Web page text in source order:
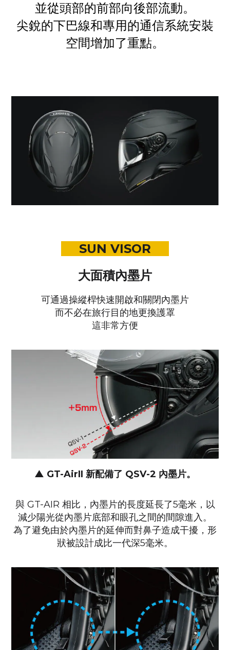
並從頭部的前部向後部流動。
尖銳的下巴線和專用的通信系統安裝
空間增加了重點。
SUN VISOR
大面積內墨片
可通過操縱桿快速開啟和關閉內墨片
而不必在旅行目的地更換護罩
這非常方便
▲ GT-AirII 新配備了 QSV-2 內墨片。
與 GT-AIR 相比，內墨片的長度延長了5毫米， 以
減少陽光從內墨片底部和眼孔之間的間隙進入。
為了避免由於內墨片的延伸而對鼻子造成干擾， 形
狀被設計成比一代深5毫米。